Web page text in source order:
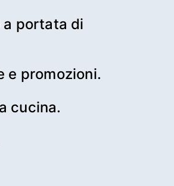
portata di
e promozioni.
cucina.